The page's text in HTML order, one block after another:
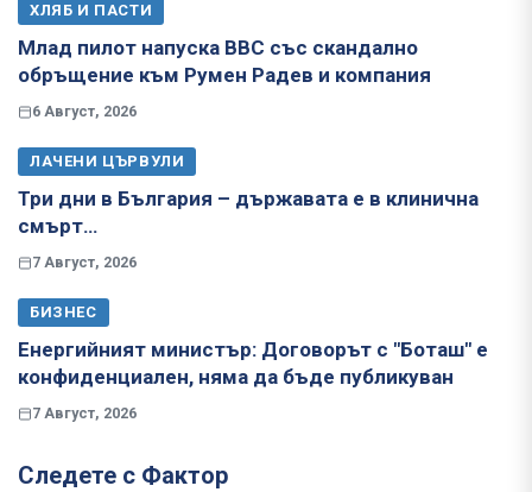
ХЛЯБ И ПАСТИ
Млад пилот напуска ВВС със скандално
обръщение към Румен Радев и компания
6 Август, 2026
ЛАЧЕНИ ЦЪРВУЛИ
Три дни в България – държавата е в клинична
смърт…
7 Август, 2026
БИЗНЕС
Енергийният министър: Договорът с "Боташ" е
конфиденциален, няма да бъде публикуван
7 Август, 2026
Следете с Фактор